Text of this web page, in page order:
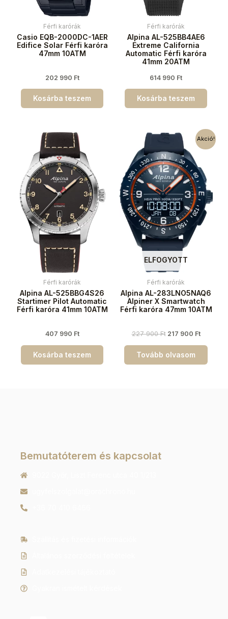
Férfi karórák
Casio EQB-2000DC-1AER
Edifice Solar Férfi karóra
47mm 10ATM
202 990 Ft
Kosárba teszem
Férfi karórák
Alpina AL-525BB4AE6
Extreme California
Automatic Férfi karóra
41mm 20ATM
614 990 Ft
Kosárba teszem
Férfi karórák
Alpina AL-525BBG4S26
Startimer Pilot Automatic
Férfi karóra 41mm 10ATM
407 990 Ft
Kosárba teszem
Akció!
ELFOGYOTT
Férfi karórák
Alpina AL-283LNO5NAQ6
Alpiner X Smartwatch
Férfi karóra 47mm 10ATM
227 900Ft 217 900 Ft
Tovább olvasom
Bemutatóterem és kapcsolat